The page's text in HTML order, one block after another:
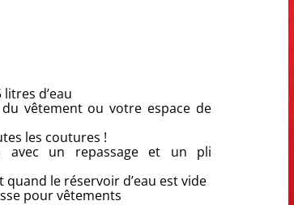
d’eau
vêtement ou votre espace de
les coutures !
avec un repassage et un pli
le réservoir d’eau est vide
pour vêtements